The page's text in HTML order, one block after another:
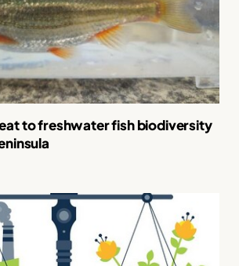
to freshwater fish biodiversity